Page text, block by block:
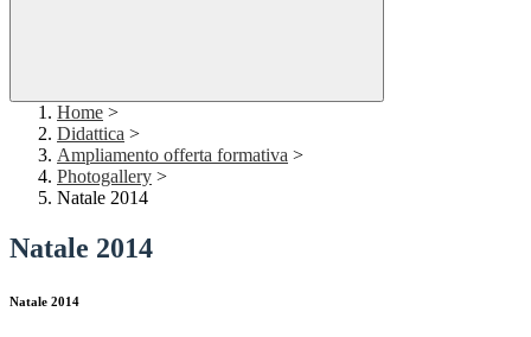
Home >
Didattica >
Ampliamento offerta formativa >
Photogallery >
Natale 2014
Natale 2014
Natale 2014